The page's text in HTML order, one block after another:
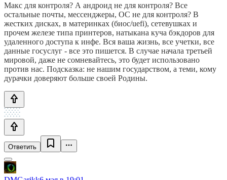
Макс для контроля? А андроид не для контроля? Все
остальные почты, мессенджеры, ОС не для контроля? В
жестких дисках, в материнках (биос/uefi), сетевушках и
прочем железе типа принтеров, натыкана куча бэкдоров для
удаленного доступа к инфе. Вся ваша жизнь, все учетки, все
данные госуслуг - все это пишется. В случае начала третьей
мировой, даже не сомневайтесь, это будет использовано
против нас. Подсказка: не нашим государством, а теми, кому
дурачки доверяют больше своей Родины.
Ответить